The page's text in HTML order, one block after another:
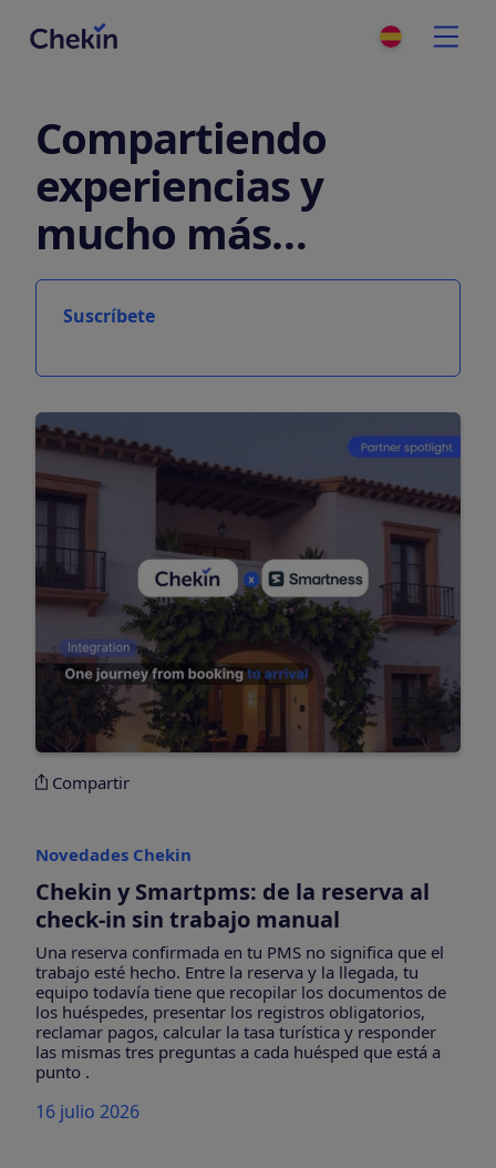
Compartiendo
experiencias y
mucho más…
Suscríbete
Compartir
Novedades Chekin
Chekin y Smartpms: de la reserva al
check-in sin trabajo manual
Una reserva confirmada en tu PMS no significa que el
trabajo esté hecho. Entre la reserva y la llegada, tu
equipo todavía tiene que recopilar los documentos de
los huéspedes, presentar los registros obligatorios,
reclamar pagos, calcular la tasa turística y responder
las mismas tres preguntas a cada huésped que está a
punto .
16 julio 2026